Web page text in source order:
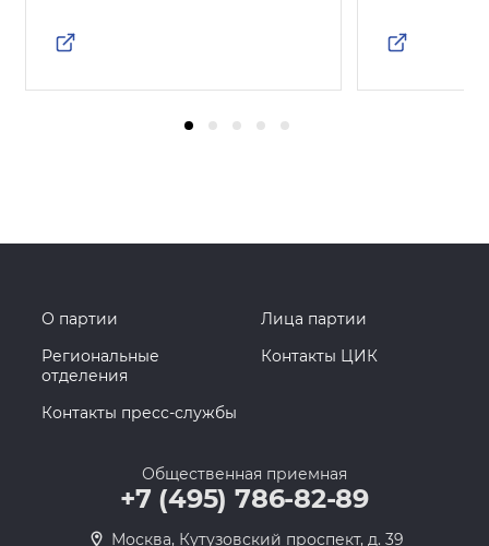
О партии
Лица партии
Региональные
отделения
Контакты ЦИК
Контакты пресс-службы
Общественная приемная
+7 (495) 786-82-89
Москва, Кутузовский проспект, д. 39